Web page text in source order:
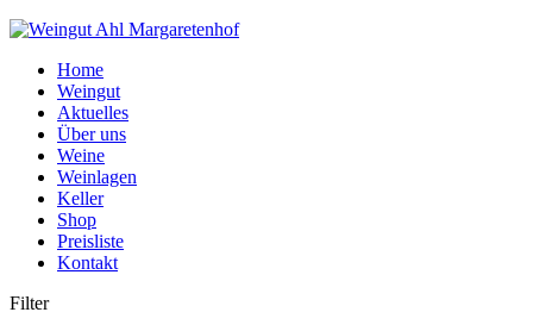
Home
Weingut
Aktuelles
Über uns
Weine
Weinlagen
Keller
Shop
Preisliste
Kontakt
Filter